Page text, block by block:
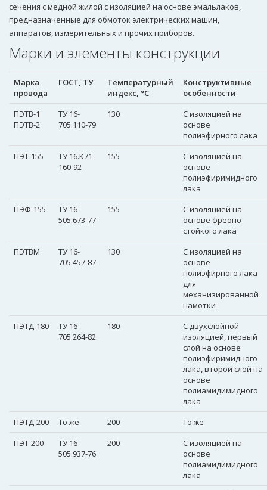
сечения с медной жилой с изоляцией на основе эмальлаков,
предназначенные для обмоток электрических машин,
аппаратов, измерительных и прочих приборов.
Марки и элементы конструкции
Марка
провода
ГОСТ, ТУ
Температурный
индекс, °С
Конструктивные
особенности
ПЭТВ-1
ПЭТВ-2
ТУ 16-
705.110-79
130
С изоляцией на
основе
полиэфирного лака
ПЭТ-155
ТУ 16.К71-
160-92
155
С изоляцией на
основе
полиэфиримидного
лака
ПЭФ-155
ТУ 16-
505.673-77
155
С изоляцией на
основе фреоно
стойкого лака
ПЭТВМ
ТУ 16-
705.457-87
130
С изоляцией на
основе
полиэфирного лака
для
механизированной
намотки
ПЭТД-180
ТУ 16-
705.264-82
180
С двухслойной
изоляцией, первый
слой на основе
полиэфиримидного
лака, второй слой на
основе
полиамидимидного
лака
ПЭТД-200
То же 200
То же
ПЭТ-200
ТУ 16-
505.937-76
200
С изоляцией на
основе
полиамидимидного
лака